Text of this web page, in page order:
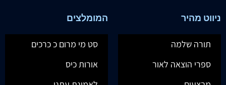
ניווט מהיר
תורה שלמה
ספרי הוצאה לאור
המומלצים
סט מי מרום כ כרכים
אורות כיס